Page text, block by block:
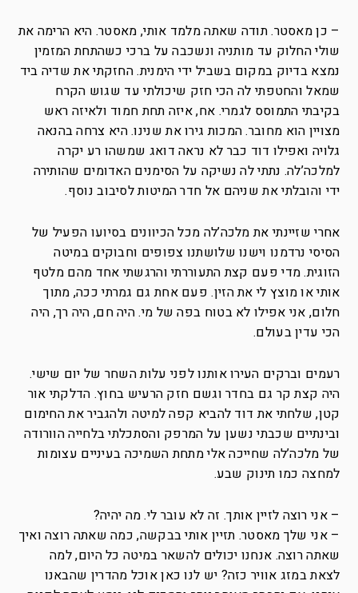
– כן מאסטר. תודה שאתה מלמד אותי, מאסטר. היא הרימה את
שולי החלוק עד מותניה ונשכבה על ברכי כשהתחת המזמין
נמצא בדיוק במקום בשביל ידי הימנית. החזקתי את שדיה ביד
שמאל והחטפתי לה הכי חזק שיכולתי עד שגוש הקרח
בקיבתי התמוסס לגמרי. אח, איזה תחת חמוד ולאיזה ראש
מצויין הוא מחובר. המכות גירו את שנינו. היא צרחה בהנאה
גלויה ואפילו דוד כבר לא נראה דואג שמשהו רע יקרה
למלכה’לה. נתתי לה נשיקה על הסימנים האדומים שהותירה
ידי והובלתי את שניהם אל חדר המיטות לסיבוב נוסף.
אחרי שזיינתי את מלכה’לה מכל הכיוונים בסיועו הפעיל של
הסיסי נרדמנו וישנו שלושתנו צפופים וחבוקים במיטה
הזוגית. מדי פעם קצת התעוררתי והרגשתי אחד מהם מלטף
אותי או מוצץ לי את הזין. פעם אחת גם גמרתי ככה, מתוך
חלום, אני אפילו לא בטוח בפה של מי. היה חם, היה רך, היה
הכי עדין בעולם.
רעמים וברקים העירו אותנו לפני עלות השחר של יום שישי.
היה קצת קר גם בחדר וגשם חזק הרעיש בחוץ. הדלקתי אור
קטן, שלחתי את דוד להביא קפה למיטה ולהגביר את החימום
ובינתיים שכבתי נשען על המרפק והסתכלתי בלחייה הוורודה
של מלכה’לה שחייכה אלי מתחת השמיכה בעיניים עצומות
למחצה כמו תינוק שבע.
– אני רוצה לזיין אותך. זה לא עובר לי. מה יהיה?
– אני שלך מאסטר. תזיין אותי בבקשה, כמה שאתה רוצה ואיך
שאתה רוצה. אנחנו יכולים להשאר במיטה כל היום, למה
לצאת במזג אוויר כזה? יש לנו כאן אוכל מהדרין שהבאנו